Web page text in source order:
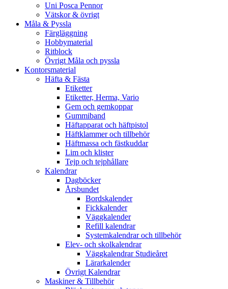
Uni Posca Pennor
Vätskor & övrigt
Måla & Pyssla
Färgläggning
Hobbymaterial
Ritblock
Övrigt Måla och pyssla
Kontorsmaterial
Häfta & Fästa
Etiketter
Etiketter, Herma, Vario
Gem och gemkoppar
Gummiband
Häftapparat och häftpistol
Häftklammer och tillbehör
Häftmassa och fästkuddar
Lim och klister
Tejp och tejphållare
Kalendrar
Dagböcker
Årsbundet
Bordskalender
Fickkalender
Väggkalender
Refill kalendrar
Systemkalendrar och tillbehör
Elev- och skolkalendrar
Väggkalendrar Studieåret
Lärarkalender
Övrigt Kalendrar
Maskiner & Tillbehör